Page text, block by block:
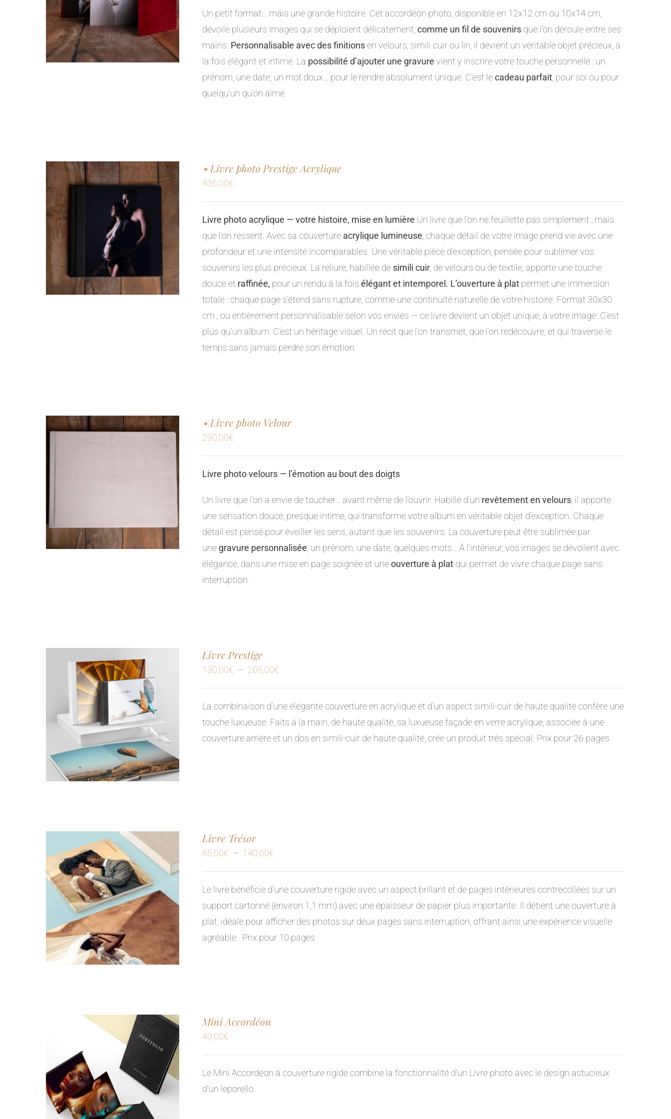
Un petit format… mais une grande histoire. Cet accordéon photo, disponible en 12x12 cm ou 10x14 cm,
dévoile plusieurs images qui se déploient délicatement,comme un fil de souvenirs que l’on déroule entre ses
mains. Personnalisable avec des finitionsen velours, simili cuir ou lin, il devient un véritable objet précieux, à
la fois élégant et intime. La possibilité d’ajouter une gravure vient y inscrire votre touche personnelle : un
prénom, une date, un mot doux… pour le rendre absolument unique. C’est lecadeau parfait , pour soi ou pour
quelqu’un qu’on aime.
٭ Livre photo Prestige Acrylique
435,00€
Livre photo acrylique — votre histoire, mise en lumière Un livre que l’on ne feuillette pas simplement…mais
que l’on ressent. Avec sa couverture acrylique lumineuse , chaque détail de votre image prend vie avec une
profondeur et une intensité incomparables. Une véritable pièce d’exception, pensée pour sublimer vos
souvenirs les plus précieux. La reliure, habillée de simili cuir , de velours ou de textile, apporte une touche
douce et raffinée, pour un rendu à la foisélégant et intemporel. L’ouverture à plat permet une immersion
totale : chaque page s’étend sans rupture, comme une continuité naturelle de votre histoire. Format 30x30
cm , ou entièrement personnalisable selon vos envies — ce livre devient un objet unique, à votre image. C’est
plus qu’un album. C’est un héritage visuel. Un récit que l’on transmet, que l’on redécouvre, et qui traverse le
temps sans jamais perdre son émotion.
٭ Livre photo Velour
290,00€
Livre photo velours — l’émotion au bout des doigts
Un livre que l’on a envie de toucher… avant même de l’ouvrir. Habillé d’un revêtement en velours , il apporte
une sensation douce, presque intime, qui transforme votre album en véritable objet d’exception. Chaque
détail est pensé pour éveiller les sens, autant que les souvenirs. La couverture peut être sublimée par
une gravure personnalisée , un prénom, une date, quelques mots… À l’intérieur, vos images se dévoilent avec
élégance, dans une mise en page soignée et uneouverture à plat qui permet de vivre chaque page sans
interruption.
Livre Prestige
130,00€ – 205,00€
prix :
130,00€
à
La combinaison d’une élégante couverture en acrylique et d’un aspect simili-cuir de haute qualité confère une
touche luxueuse. Faits à la main, de haute qualité, sa luxueuse façade en verre acrylique, associée à une
couverture arrière et un dos en simili-cuir de haute qualité, crée un produit très spécial.
Prix pour 26 pages
Livre Trésor
85,00€ – 140,00€
85,00€
à
140,00€
Le livre bénéficie d'une couverture rigide avec un aspect brillant et de pages intérieures contrecollées sur un
support cartonné (environ 1,1 mm) avec une épaisseur de papier plus importante. Il détient une ouverture à
plat, idéale pour afficher des photos sur deux pages sans interruption, offrant ainsi une expérience visuelle
agréable.
Prix pour 10 pages
Mini Accordéon
40,00€
Le Mini Accordéon à couverture rigide combine la fonctionnalité d'un Livre photo avec le design astucieux
d'un leporello.